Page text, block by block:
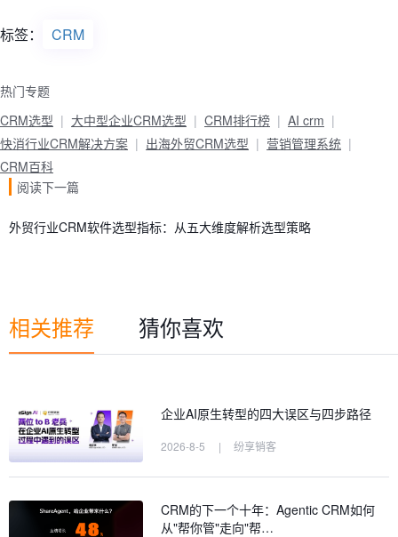
标签： CRM
热门专题
CRM选型
大中型企业CRM选型 CRM排行榜
AI crm
快消行业CRM解决方案
出海外贸CRM选型
营销管理系统
CRM百科
阅读下一篇
外贸行业CRM软件选型指标：从五大维度解析选型策略
相关推荐 猜你喜欢
企业AI原生转型的四大误区与四步路径
2026-8-5 | 纷享销客
CRM的下一个十年：Agentic CRM如何
从"帮你管"走向"帮…